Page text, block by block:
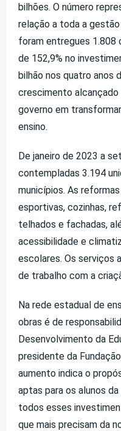
bilhões. O número
relação a toda a
foram entregues 1.808
de 152,9% no
bilhão nos quatro anos
crescimento
governo em
ensino.
De janeiro de 2023 a
contempladas 3.194
municípios. As
esportivas, cozinhas,
telhados e fachadas,
acessibilidade e
escolares. Os serviços
de trabalho com a
Na rede estadual de
obras é de
Desenvolvimento da
presidente da
aumento indica o
aptas para os alunos
todos esses
que mais precisam da